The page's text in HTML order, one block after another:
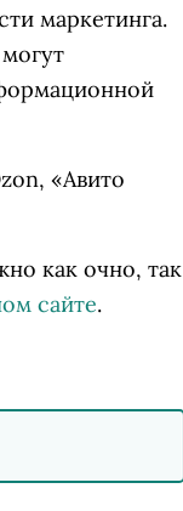
маркетинга.
«Авито
как очно, так
сайте.